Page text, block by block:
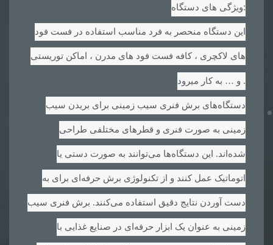
ویژگی های دستگاه:
این دستگاه منحصر به فرد مناسب استفاده در فست فود
های لاکچری ، کافه فست فود های مدرن ، اماکن توریستی
و … به کار میرود .
دستگاه‌های برش فنری سیب زمینی برای بریدن سیب
زمینی به صورت فنری و قطرهای مختلفی طراحی
شده‌اند. این دستگاه‌ها می‌توانند به صورت دستی یا
اتوماتیک عمل کنند و از تکنولوژی برش حرفه‌ای برای به
دست آوردن نتایج دقیق استفاده می‌کنند. برش فنری سیب
زمینی به عنوان یک ابزار حرفه‌ای در صنایع غذایی با